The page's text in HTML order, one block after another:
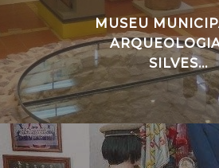
MUSEU
SILVES...